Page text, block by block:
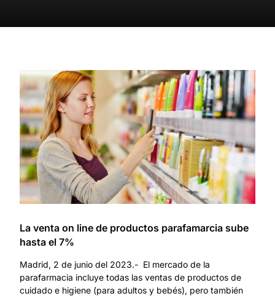
La venta on line de productos parafamarcia sube
hasta el 7%
Madrid, 2 de junio del 2023.- El mercado de la
parafarmacia incluye todas las ventas de productos de
cuidado e higiene (para adultos y bebés), pero también